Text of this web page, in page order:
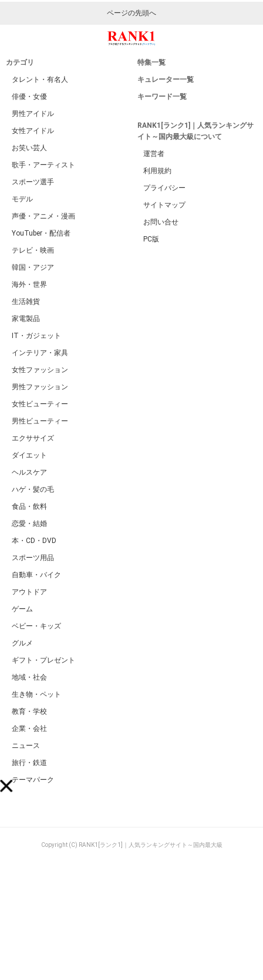
ページの先頭へ
カテゴリ
タレント・有名人
俳優・女優
男性アイドル
女性アイドル
お笑い芸人
歌手・アーティスト
スポーツ選手
モデル
声優・アニメ・漫画
YouTuber・配信者
テレビ・映画
韓国・アジア
海外・世界
生活雑貨
家電製品
IT・ガジェット
インテリア・家具
女性ファッション
男性ファッション
女性ビューティー
男性ビューティー
エクササイズ
ダイエット
ヘルスケア
ハゲ・髪の毛
食品・飲料
恋愛・結婚
本・CD・DVD
スポーツ用品
自動車・バイク
アウトドア
ゲーム
ベビー・キッズ
グルメ
ギフト・プレゼント
地域・社会
生き物・ペット
教育・学校
企業・会社
ニュース
旅行・鉄道
テーマパーク
特集一覧
キュレーター一覧
キーワード一覧
RANK1[ランク1]｜人気ランキングサ
イト～国内最大級について
運営者
利用規約
プライバシー
サイトマップ
お問い合せ
PC版
Copyright (C) RANK1[ランク1]｜人気ランキングサイト～国内最大級